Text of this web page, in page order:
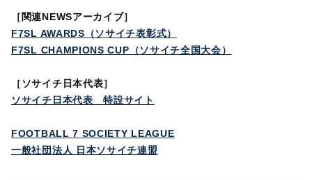
［ 関連NEWSアーカイブ］
F7SL AWARDS（ソサイチ表彰式）
F7SL CHAMPIONS CUP（ソサイチ全国大会）
［ソサイチ日本代表］
ソサイチ日本代表 特設サイト
FOOTBALL 7 SOCIETY LEAGUE
一般社団法人 日本ソサイチ連盟